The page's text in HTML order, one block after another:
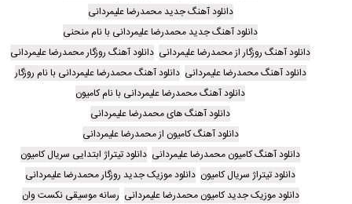
دانلود آهنگ جدید محمدرضا علیمردانی
دانلود آهنگ جدید محمدرضا علیمردانی با نام منحنی
دانلود آهنگ روزگار از محمدرضا علیمردانی دانلود آهنگ روزگار محمدرضا علیمردانی
دانلود آهنگ محمدرضا علیمردانی دانلود آهنگ محمدرضا علیمردانی با نام روزگار
دانلود آهنگ محمدرضا علیمردانی با نام کامیون
دانلود آهنگ های محمدرضا علیمردانی
دانلود آهنگ کامیون از محمدرضا علیمردانی
دانلود آهنگ کامیون محمدرضا علیمردانی دانلود تیتراژ ابتدایی سریال کامیون
دانلود تیتراژ سریال کامیون دانلود موزیک جدید روزگار محمدرضا علیمردانی
دانلود موزیک جدید کامیون محمدرضا علیمردانی رسانه موسیقی نکست وان